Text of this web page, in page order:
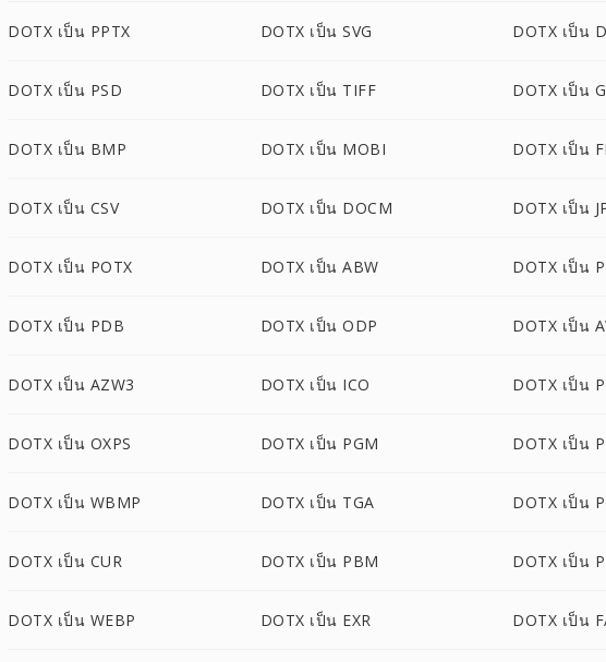
DOTX เป็น PPTX DOTX เป็น SVG DOTX เป็น
DOTX เป็น PSD DOTX เป็น TIFF DOTX เป็น
DOTX เป็น BMP DOTX เป็น MOBI DOTX เป็น
DOTX เป็น CSV DOTX เป็น DOCM DOTX เป็น
DOTX เป็น POTX DOTX เป็น ABW DOTX เป็น
DOTX เป็น PDB DOTX เป็น ODP DOTX เป็น
DOTX เป็น AZW3 DOTX เป็น ICO DOTX เป็น
DOTX เป็น OXPS DOTX เป็น PGM DOTX เป็น
DOTX เป็น WBMP DOTX เป็น TGA DOTX เป็น
DOTX เป็น CUR DOTX เป็น PBM DOTX เป็น
DOTX เป็น WEBP DOTX เป็น EXR DOTX เป็น